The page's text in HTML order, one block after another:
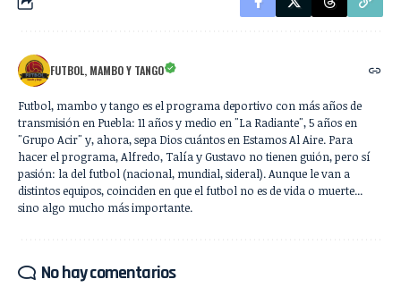
FUTBOL, MAMBO Y TANGO
Futbol, mambo y tango es el programa deportivo con más años de
transmisión en Puebla: 11 años y medio en "La Radiante", 5 años en
"Grupo Acir" y, ahora, sepa Dios cuántos en Estamos Al Aire. Para
hacer el programa, Alfredo, Talía y Gustavo no tienen guión, pero sí
pasión: la del futbol (nacional, mundial, sideral). Aunque le van a
distintos equipos, coinciden en que el futbol no es de vida o muerte...
sino algo mucho más importante.
No hay comentarios